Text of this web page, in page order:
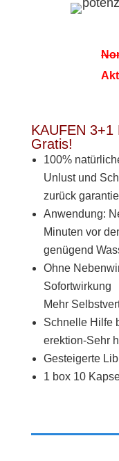
KAUFEN
Gratis!
100%
Unlust und
zurück
Anwendung:
Minuten vor
genügend
Ohne
Sofortwirkung
Mehr
Schnelle Hilfe
erektion-Sehr
Gesteigerte
1 box 10